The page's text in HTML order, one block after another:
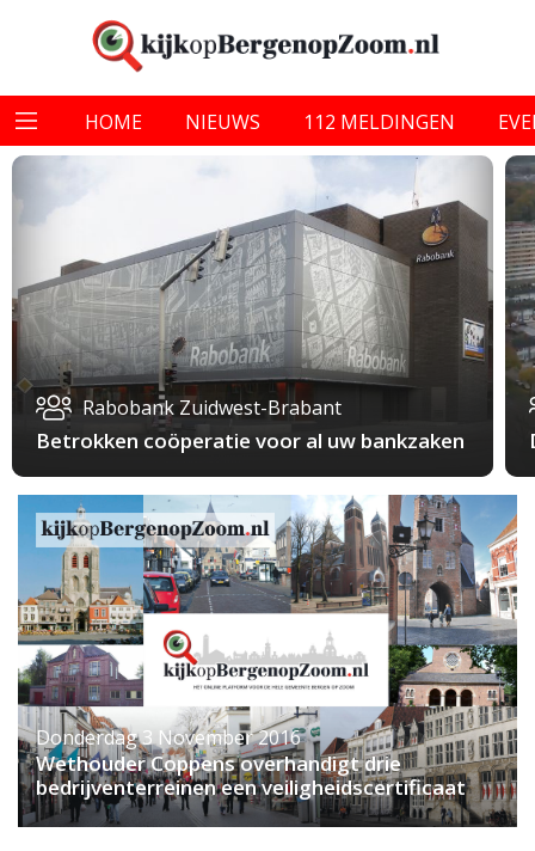
HOME NIEUWS 112 MELDINGEN
Rabobank Zuidwest-Brabant
Betrokken coöperatie voor al uw bankzaken
Donderdag 3 November 2016
Wethouder Coppens overhandigt drie
bedrijventerreinen een veiligheidscertificaat